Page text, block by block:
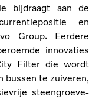
bijdraagt aan de
en
Group. Eerdere
innovaties
Filter die wordt
bussen te zuiveren,
steengroeve-